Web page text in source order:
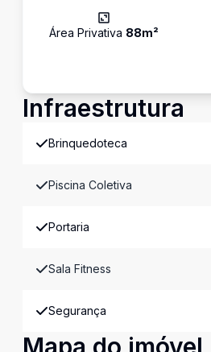
Área Privativa 88m²
Infraestrutura
Brinquedoteca
Piscina Coletiva
Portaria
Sala Fitness
Segurança